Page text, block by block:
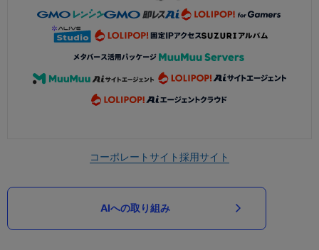
コーポレートサイト採用サイト
AIへの取り組み